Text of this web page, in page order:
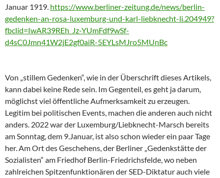
Januar 1919. https://www.berliner-zeitung.de/news/berlin-
gedenken-an-rosa-luxemburg-und-karl-liebknecht-li.204949?
fbclid=IwAR39REh_Jz-YUmFdf9wSf-
d4sC0Jmn41W2jE2gf0aiR-5EYLsMJro5MUnBc
Von „stillem Gedenken“, wie in der Überschrift dieses Artikels,
kann dabei keine Rede sein. Im Gegenteil, es geht ja darum,
möglichst viel öffentliche Aufmerksamkeit zu erzeugen.
Legitim bei politischen Events, machen die anderen auch nicht
anders. 2022 war der Luxemburg/Liebknecht-Marsch bereits
am Sonntag, dem 9.Januar, ist also schon wieder ein paar Tage
her. Am Ort des Geschehens, der Berliner „Gedenkstätte der
Sozialisten“ am Friedhof Berlin-Friedrichsfelde, wo neben
zahlreichen Spitzenfunktionären der SED-Diktatur auch viele